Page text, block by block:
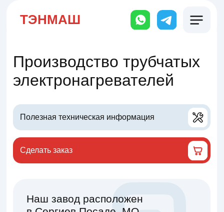
ТЭНМАШ
электронагревателей
Полезная техническая информация
Сделать заказ
Наш завод расположен